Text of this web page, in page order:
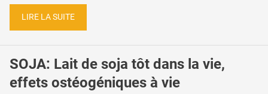
LIRE LA SUITE
SOJA: Lait de soja tôt dans la vie,
effets ostéogéniques à vie